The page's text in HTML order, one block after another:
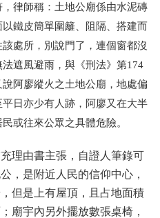
律師稱：土地公廟係由水泥磚
鐵皮簡單圍籬、阻隔、搭建而
處所，別說門了，連個窗都沒
遮風避雨，與《刑法》第174
阿廖縱火之土地公廟，地處偏
日亦少有人跡，阿廖又在大半
或往來公眾之具體危險。
理由書主張，自證人筆錄可
，是附近人民的信仰中心，
但是上有屋頂，且占地面積
廟宇內另外擺放數張桌椅，